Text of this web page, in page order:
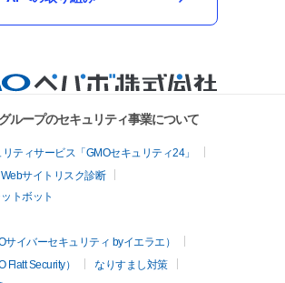
ループのセキュリティ事業について
ティサービス「GMOセキュリティ24」
Webサイトリスク診断
トボット
イバーセキュリティ byイエラエ）
Security）
なりすまし対策